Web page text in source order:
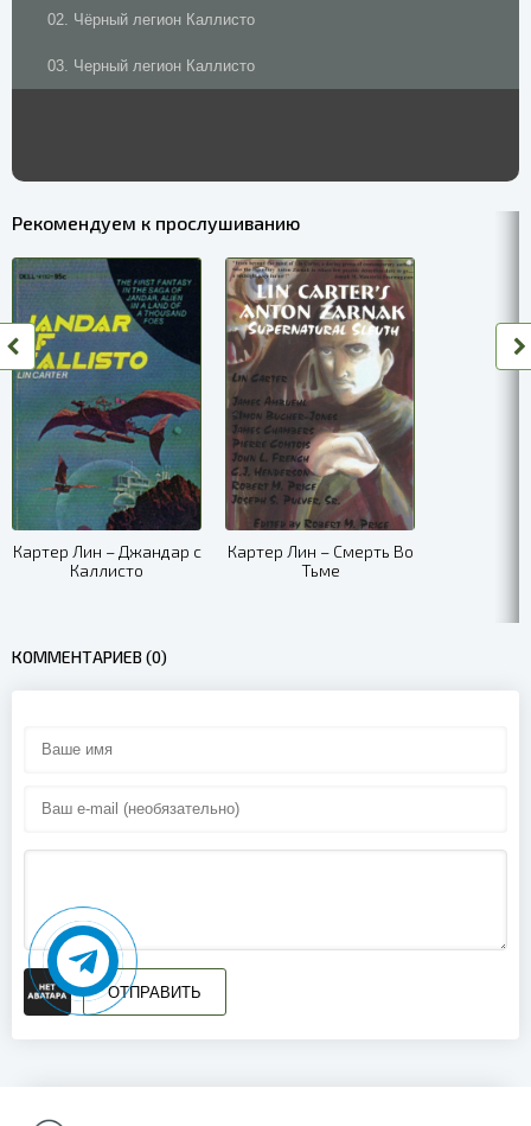
02. Чёрный легион Каллисто
03. Черный легион Каллисто
Рекомендуем к прослушиванию
Картер Лин – Джандар с
Каллисто
Картер Лин – Смерть Во
Тьме
КОММЕНТАРИЕВ (0)
ОТПРАВИТЬ